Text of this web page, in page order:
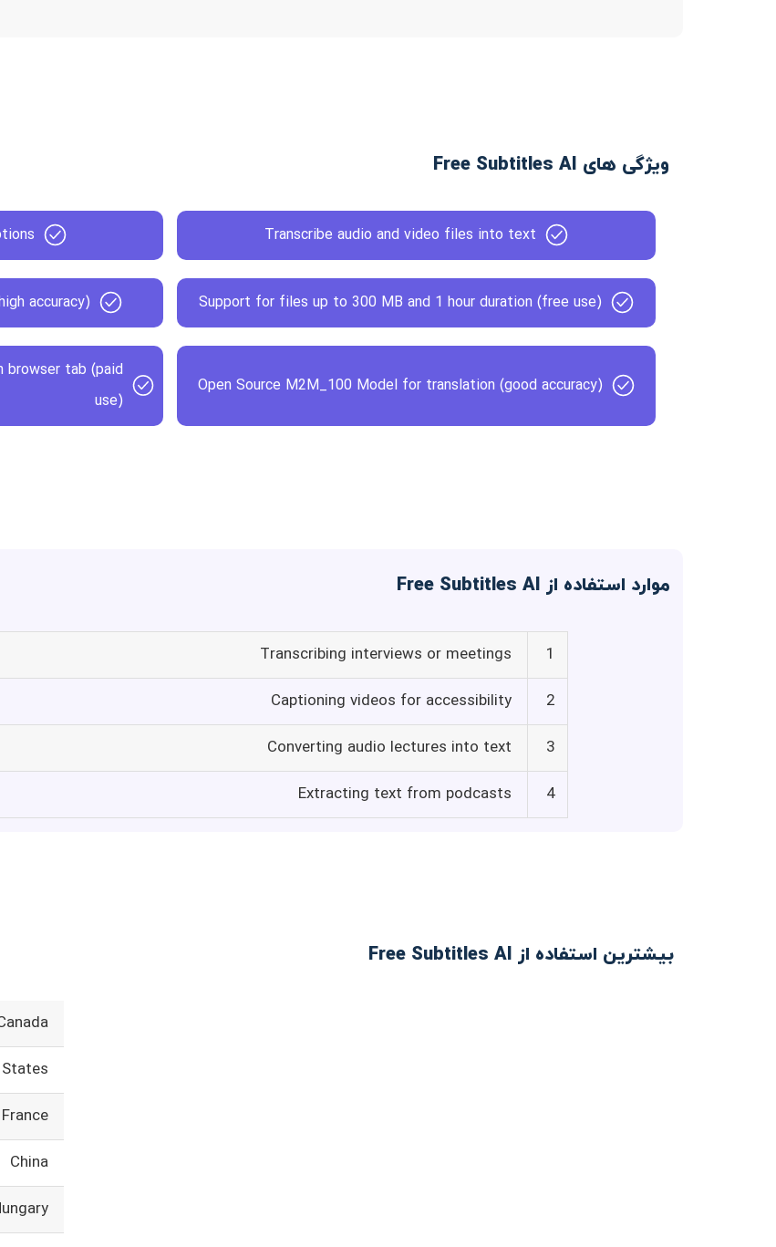
ویژگی های Free Subtitles AI
Transcribe audio and video files into text
Support for files up to 300 MB and 1 hour duration (free use)
accuracy)
Open Source M2M_100 Model for translation (good accuracy)
tab (paid
use)
موارد استفاده از Free Subtitles AI
1
Transcribing interviews or meetings
2
Captioning videos for accessibility
3
Converting audio lectures into text
4
Extracting text from podcasts
بیشترین استفاده از Free Subtitles AI
France
China